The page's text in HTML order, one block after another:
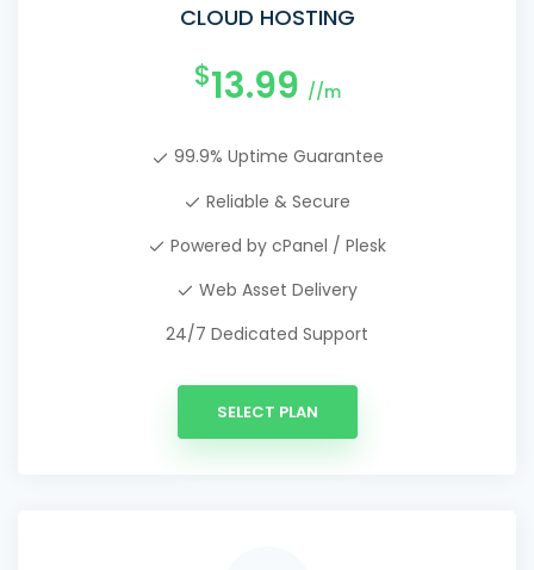
CLOUD HOSTING
$13.99 //m
99.9% Uptime Guarantee
Reliable & Secure
Powered by cPanel / Plesk
Web Asset Delivery
24/7 Dedicated Support
SELECT PLAN